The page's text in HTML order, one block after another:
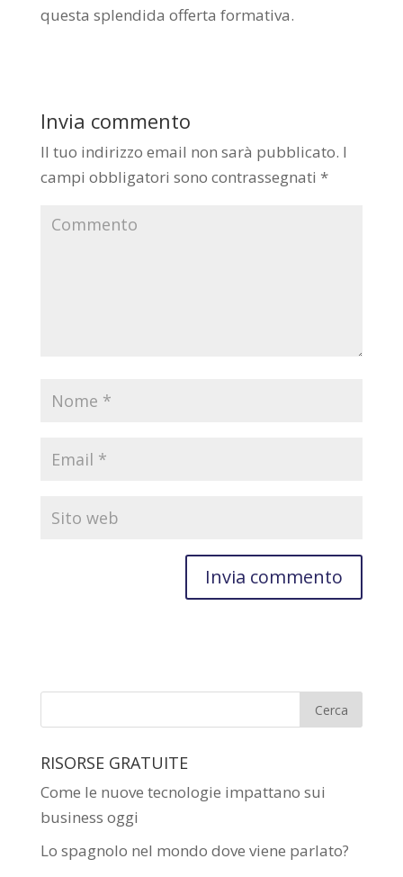
questa splendida offerta formativa.
Invia commento
Il tuo indirizzo email non sarà pubblicato. I
campi obbligatori sono contrassegnati *
RISORSE GRATUITE
Come le nuove tecnologie impattano sui
business oggi
Lo spagnolo nel mondo dove viene parlato?